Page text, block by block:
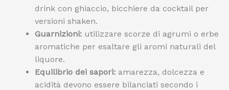
drink con ghiaccio, bicchiere da cocktail per
versioni shaken.
Guarnizioni: utilizzare scorze di agrumi o erbe
aromatiche per esaltare gli aromi naturali del
liquore.
Equilibrio dei sapori: amarezza, dolcezza e
acidità devono essere bilanciati secondo i